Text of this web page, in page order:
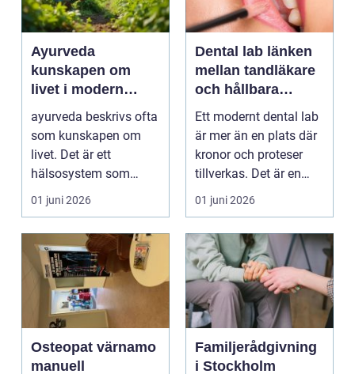
Ayurveda
kunskapen om
livet i modern
vardag
ayurveda beskrivs ofta
som kunskapen om
livet. Det är ett
hälsosystem som
betonar balans, helhet
och...
01 juni 2026
Dental lab länken
mellan tandläkare
och hållbara
leenden
Ett modernt dental lab
är mer än en plats där
kronor och proteser
tillverkas. Det är en
teknisk och ...
01 juni 2026
Osteopat värnamo
manuell
Familjerådgivning
i Stockholm